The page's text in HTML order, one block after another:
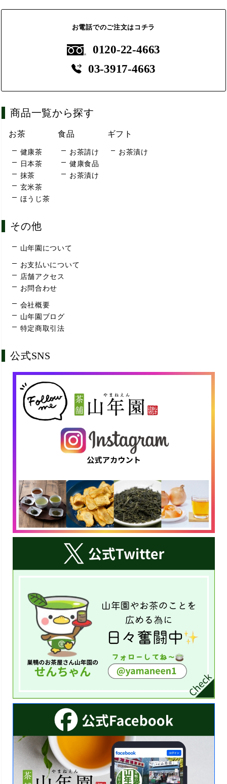
お電話でのご注文はコチラ
0120-22-4663
03-3917-4663
商品一覧から探す
お茶
健康茶
日本茶
抹茶
玄米茶
ほうじ茶
食品
お茶請け
健康食品
お茶漬け
ギフト
お茶漬け
その他
山年園について
お支払いについて
店舗アクセス
お問合わせ
会社概要
山年園ブログ
特定商取引法
公式SNS